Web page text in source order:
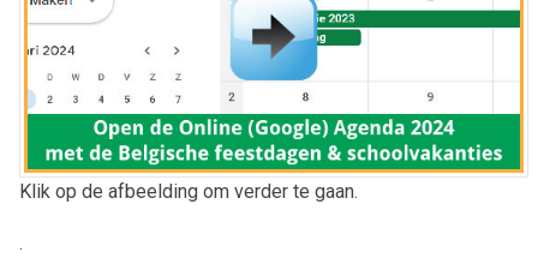
Klik op de afbeelding om verder te gaan.
.